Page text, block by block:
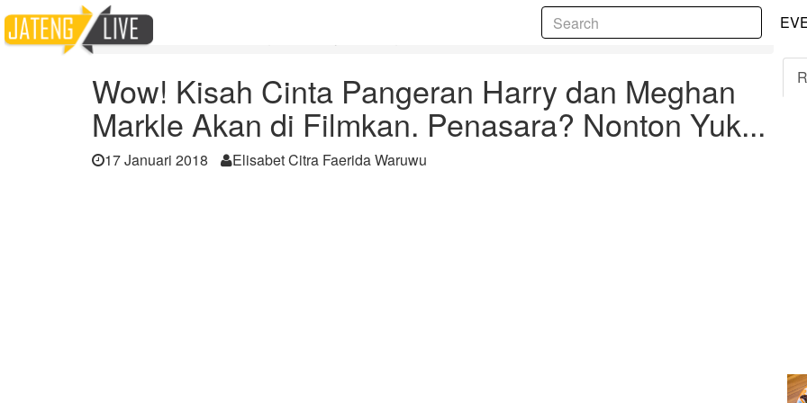
Home
Wow! Kisah Cinta Pangeran Harry dan Meghan Markle Akan di Filmkan. Penasara? Nonton Yuk...
Wow! Kisah Cinta Pangeran Harry dan Meghan
Markle Akan di Filmkan. Penasara? Nonton Yuk...
17 Januari 2018 Elisabet Citra Faerida Waruwu